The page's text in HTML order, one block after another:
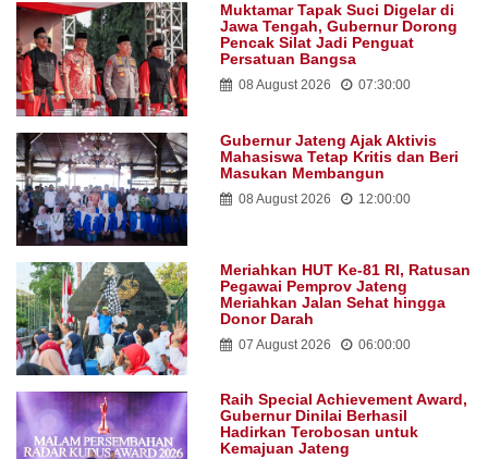
Muktamar Tapak Suci Digelar di
Jawa Tengah, Gubernur Dorong
Pencak Silat Jadi Penguat
Persatuan Bangsa
08 August 2026 07:30:00
Gubernur Jateng Ajak Aktivis
Mahasiswa Tetap Kritis dan Beri
Masukan Membangun
08 August 2026 12:00:00
Meriahkan HUT Ke-81 RI, Ratusan
Pegawai Pemprov Jateng
Meriahkan Jalan Sehat hingga
Donor Darah
07 August 2026 06:00:00
Raih Special Achievement Award,
Gubernur Dinilai Berhasil
Hadirkan Terobosan untuk
Kemajuan Jateng